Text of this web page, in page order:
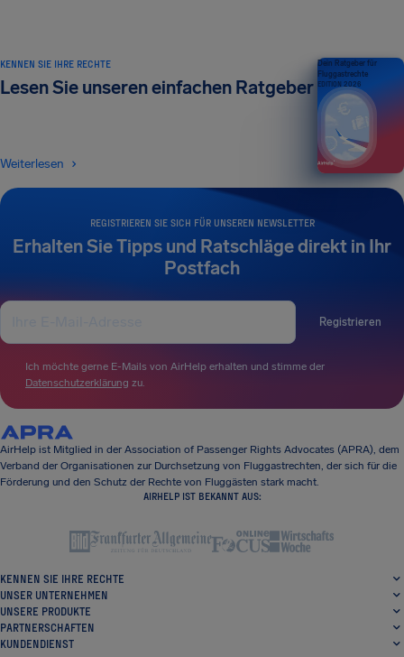
REGISTRIEREN SIE SICH FÜR UNSEREN NEWSLETTER
Erhalten Sie Tipps und Ratschläge direkt in Ihr
Postfach
Registrieren
Ich möchte gerne E-Mails von AirHelp erhalten und stimme der
Datenschutzerklärung zu.
KENNEN SIE IHRE RECHTE
Lesen Sie unseren einfachen Ratgeber
Weiterlesen
Dein Ratgeber für
Fluggastrechte
EDITION 2026
AirHelp ist Mitglied in der Association of Passenger Rights Advocates (APRA), dem
Verband der Organisationen zur Durchsetzung von Fluggastrechten, der sich für die
Förderung und den Schutz der Rechte von Fluggästen stark macht.
AIRHELP IST BEKANNT AUS:
KENNEN SIE IHRE RECHTE
UNSER UNTERNEHMEN
UNSERE PRODUKTE
PARTNERSCHAFTEN
KUNDENDIENST